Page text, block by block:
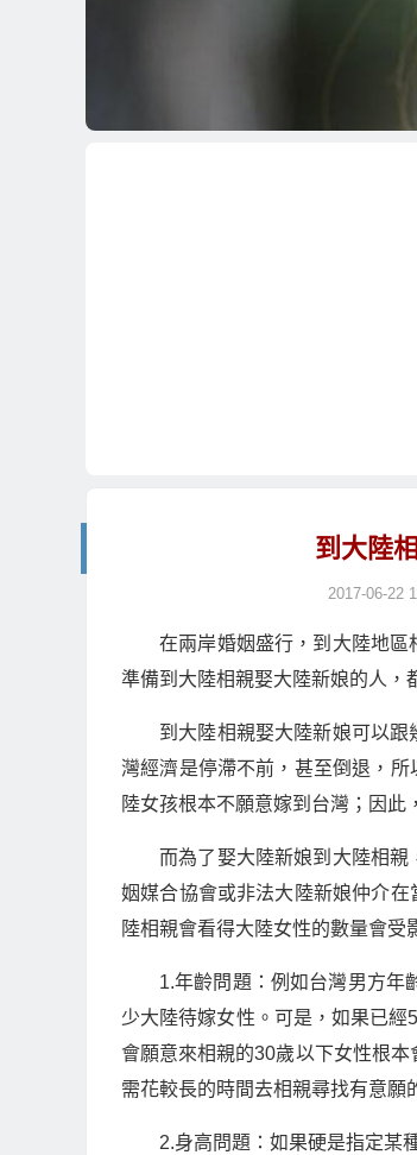
到大陸
2017-06-22
在兩岸婚姻盛行，到大陸地
準備到大陸相親娶大陸新娘的人，
到大陸相親娶大陸新娘可以
灣經濟是停滯不前，甚至倒退，
陸女孩根本不願意嫁到台灣；因此
而為了娶大陸新娘到大陸相
姻媒合協會或非法大陸新娘仲介
陸相親會看得大陸女性的數量會受
1.年齡問題：例如台灣男方年
少大陸待嫁女性。可是，如果已經
會願意來相親的30歲以下女性根
需花較長的時間去相親尋找有意願
2.身高問題：如果硬是指定某